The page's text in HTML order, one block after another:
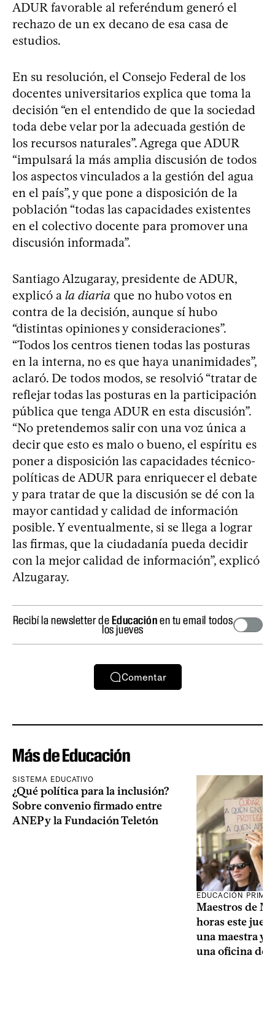
ADUR favorable al referéndum generó el
rechazo de un ex decano de esa casa de
estudios.
En su resolución, el Consejo Federal de los
docentes universitarios explica que toma la
decisión “en el entendido de que la sociedad
toda debe velar por la adecuada gestión de
los recursos naturales”. Agrega que ADUR
“impulsará la más amplia discusión de todos
los aspectos vinculados a la gestión del agua
en el país”, y que pone a disposición de la
población “todas las capacidades existentes
en el colectivo docente para promover una
discusión informada”.
Santiago Alzugaray, presidente de ADUR,
explicó a la diaria que no hubo votos en
contra de la decisión, aunque sí hubo
“distintas opiniones y consideraciones”.
“Todos los centros tienen todas las posturas
en la interna, no es que haya unanimidades”,
aclaró. De todos modos, se resolvió “tratar de
reflejar todas las posturas en la participación
pública que tenga ADUR en esta discusión”.
“No pretendemos salir con una voz única a
decir que esto es malo o bueno, el espíritu es
poner a disposición las capacidades técnico-
políticas de ADUR para enriquecer el debate
y para tratar de que la discusión se dé con la
mayor cantidad y calidad de información
posible. Y eventualmente, si se llega a lograr
las firmas, que la ciudadanía pueda decidir
con la mejor calidad de información”, explicó
Alzugaray.
Recibí la newsletter deEducaciónen tu email todos
los jueves
Comentar
Más de Educación
SISTEMA EDUCATIVO
¿Qué política para la inclusión?
Sobre convenio firmado entre
ANEP y la Fundación Teletón
EDUCACIÓN
Maestros de
horas este
una maestra y
una oficina de